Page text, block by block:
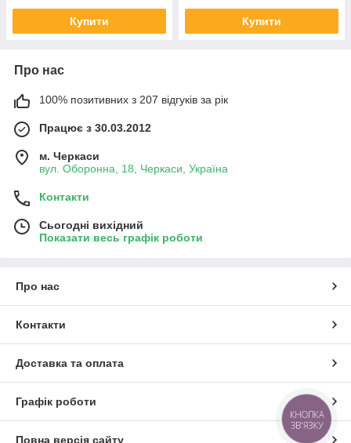
Купити Купити
Про нас
100% позитивних з 207 відгуків за рік
Працює з 30.03.2012
м. Черкаси
вул. Оборонна, 18, Черкаси, Україна
Контакти
Сьогодні вихідний
Показати весь графік роботи
Про нас
Контакти
Доставка та оплата
Графік роботи
Повна версія сайту
КНОПКА
ЗВ'ЯЗКУ